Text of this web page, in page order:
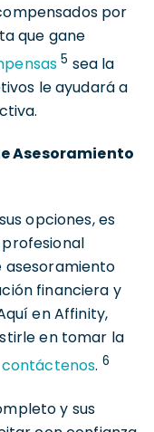
por
que gane
5 sea la
le ayudará a
Asesoramiento
opciones, es
asesoramiento
financiera y
en Affinity,
en tomar la
. 6
y sus